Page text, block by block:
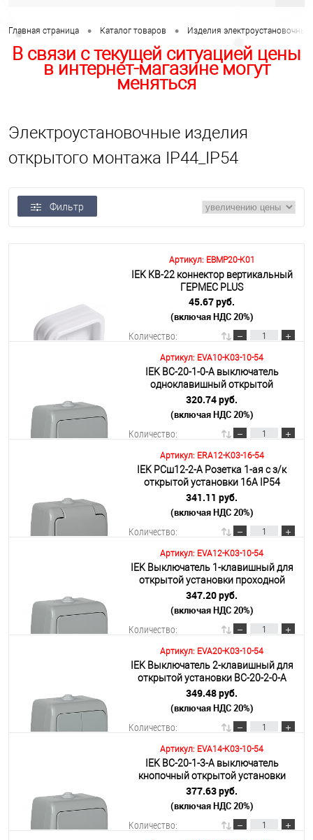
Главная страница • Каталог товаров • Изделия
В связи с текущей ситуацией цены
в интернет-магазине могут
меняться
Электроустановочные изделия
открытого монтажа IP44_IP54
Фильтр
Артикул: EBMP20-K01
IEK КВ-22 коннектор вертикальный
ГЕРМЕС PLUS
45.67 руб.
(включая НДС 20%)
Количество:
В корзину
Подробнее
Артикул: EVA10-K03-10-54
IEK ВС-20-1-0-A выключатель
одноклавишный открытой
установки 10А IP54 AQUATIC
320.74 руб.
(включая НДС 20%)
Количество:
В корзину
Подробнее
Артикул: ERA12-K03-16-54
IEK РСш12-2-А Розетка 1-ая с з/к
открытой установки 16А IP54
AQUATIC
341.11 руб.
(включая НДС 20%)
Количество:
В корзину
Подробнее
Артикул: EVA12-K03-10-54
IEK Выключатель 1-клавишный для
открытой установки проходной
ВС-20-1-2-A 10А IP54 AQUATIC
347.20 руб.
(включая НДС 20%)
Количество:
В корзину
Подробнее
Артикул: EVA20-K03-10-54
IEK Выключатель 2-клавишный для
открытой установки ВС-20-2-0-A
10А IP54 AQUATIC IEK
349.48 руб.
(включая НДС 20%)
Количество:
В корзину
Подробнее
Артикул: EVA14-K03-10-54
IEK ВС-20-1-3-A выключатель
кнопочный открытой установки
10А IP54 AQUATIC
377.63 руб.
(включая НДС 20%)
Количество: